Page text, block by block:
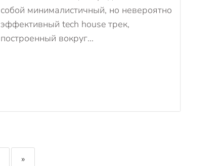
собой минималистичный, но невероятно
эффективный tech house трек,
построенный вокруг...
»